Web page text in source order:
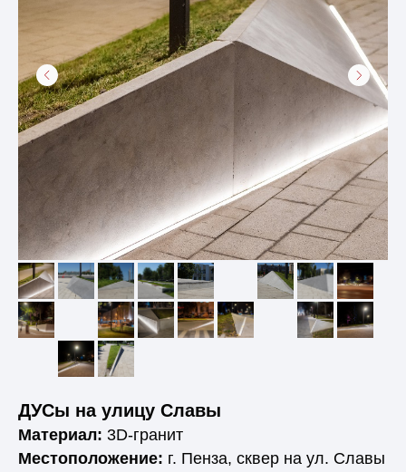
ДУСы на улицу Славы
Материал: 3D-гранит
Местоположение: г. Пенза, сквер на ул. Славы